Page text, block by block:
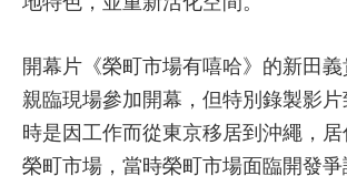
開幕片《榮町市場有嘻哈》的新田
親臨現場參加開幕，但特別錄製影
時是因工作而從東京移居到沖繩，
榮町市場，當時榮町市場面臨開發